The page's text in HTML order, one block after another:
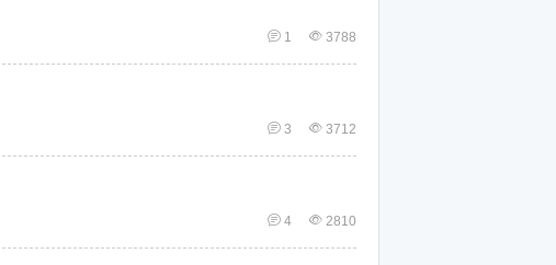
1 3788
3 3712
4 2810